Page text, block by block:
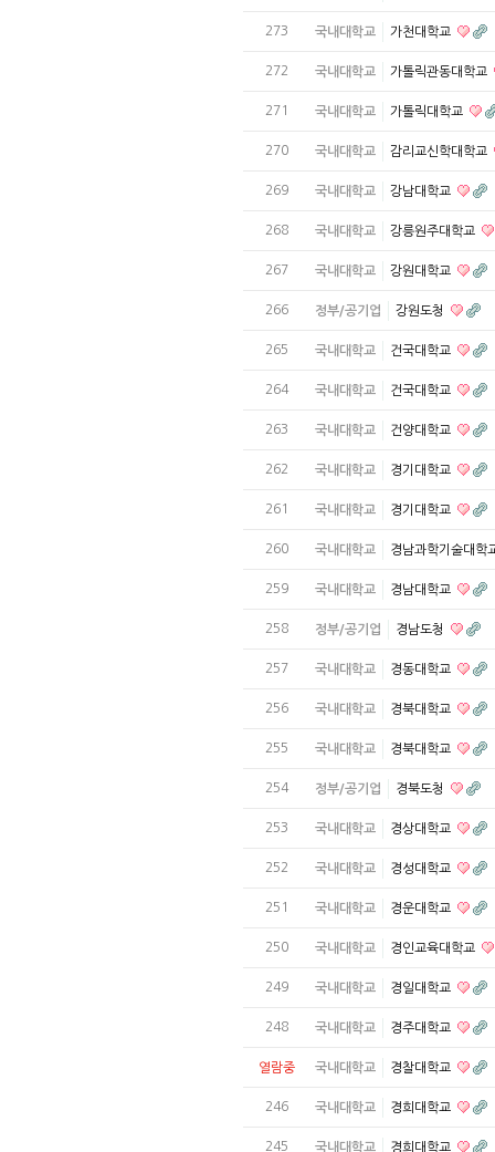
273 국내대학교 가천대학교
272 국내대학교 가톨릭관동대학교
271 국내대학교 가톨릭대학교
270 국내대학교 감리교신학대학교
269 국내대학교 강남대학교
268 국내대학교 강릉원주대학교
267 국내대학교 강원대학교
266 정부/공기업 강원도청
265 국내대학교 건국대학교
264 국내대학교 건국대학교
263 국내대학교 건양대학교
262 국내대학교 경기대학교
261 국내대학교 경기대학교
260 국내대학교 경남과학기술대학
259 국내대학교 경남대학교
258 정부/공기업 경남도청
257 국내대학교 경동대학교
256 국내대학교 경북대학교
255 국내대학교 경북대학교
254 정부/공기업 경북도청
253 국내대학교 경상대학교
252 국내대학교 경성대학교
251 국내대학교 경운대학교
250 국내대학교 경인교육대학교
249 국내대학교 경일대학교
248 국내대학교 경주대학교
열람중 국내대학교 경찰대학교
246 국내대학교 경희대학교
245 국내대학교 경희대학교